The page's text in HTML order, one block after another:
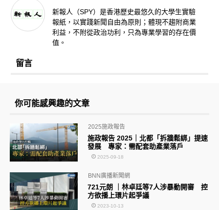
新報人（SPY）是香港歷史最悠久的大學生實驗
報紙，以實踐新聞自由為原則；體現不趨附商業
利益，不附從政治功利，只為專業學習的存在價
值。
留言
你可能感興趣的文章
施政報告 2025｜北都「拆牆鬆綁」提速
發展 專家：需配套助產業落戶
2025施政報告
2025-09-18
721元朗 ｜林卓廷等7人涉暴動開審 控
方欲播上環片起爭議
BNN廣播新聞網
2023-10-13